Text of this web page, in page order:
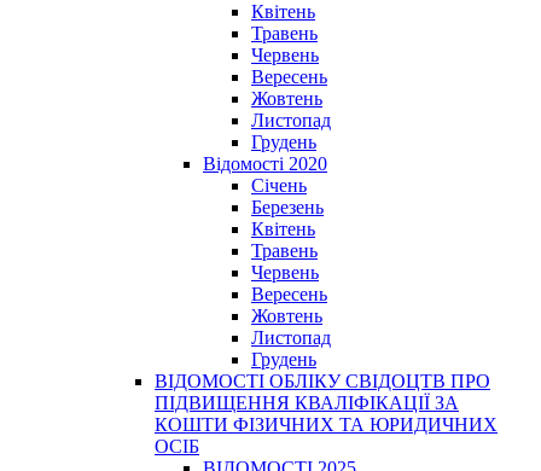
Квітень
Травень
Червень
Вересень
Жовтень
Листопад
Грудень
Відомості 2020
Січень
Березень
Квітень
Травень
Червень
Вересень
Жовтень
Листопад
Грудень
ВІДОМОСТІ ОБЛІКУ СВІДОЦТВ ПРО
ПІДВИЩЕННЯ КВАЛІФІКАЦІЇ ЗА
КОШТИ ФІЗИЧНИХ ТА ЮРИДИЧНИХ
ОСІБ